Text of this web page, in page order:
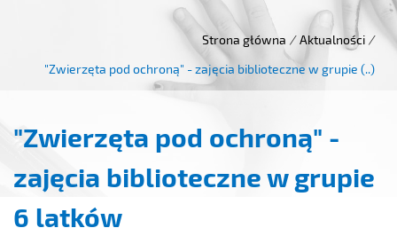
Strona główna / Aktualności /
"Zwierzęta pod ochroną" - zajęcia biblioteczne w grupie (..)
"Zwierzęta pod ochroną" -
zajęcia biblioteczne w grupie
6 latków